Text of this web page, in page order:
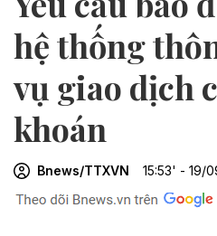
hệ thống
vụ giao dịch
khoán
Bnews/TTXVN 15:53' - 19/